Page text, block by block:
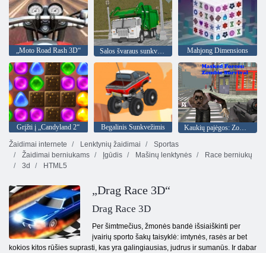
„Moto Road Rash 3D“ Salos švaraus sunkvežimio šiukšlių sim Mahjong Dimensions
Grįžti į „Candyland 2“ Begalinis Sunkvežimis
Kaukių pajėgos: Zombie Survival
Žaidimai internete
Lenktynių žaidimai
Sportas
Žaidimai berniukams
Įgūdis Mašinų lenktynės
Race berniukų
3d
HTML5
„Drag Race 3D“
Drag Race 3D
Per šimtmečius, žmonės bandė išsiaiškinti per
įvairių sporto šakų taisyklė: imtynės, rasės ar bet
kokios kitos rūšies suprasti, kas yra galingiausias, judrus ir sumanūs. Ir dabar